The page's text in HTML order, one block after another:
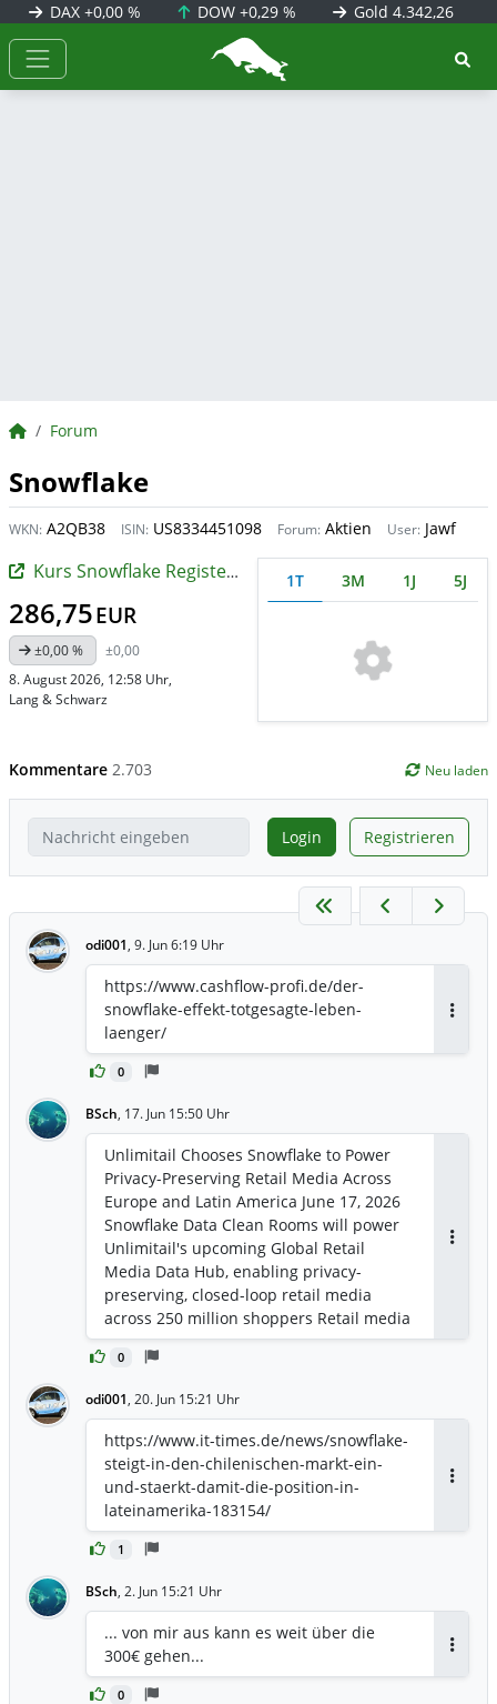
DAX +0,00 % DOW+0,29 % Gold 4.342,26
BörsenNEWS.de
BörsenNEWS.de
Forum
Snowflake
WKN: A2QB38 ISIN: US8334451098 Forum: Aktien User: Jawf
Kurs Snowflake Registered (A)
286,75EUR
±0,00 %
±0,00
8. August 2026, 12:58 Uhr,
Lang & Schwarz
1T 3M 1J 5J
Kommentare 2.703 Neu laden
Login Registrieren
odi001, 9. Jun 6:19 Uhr
0
https://www.cashflow-profi.de/der-
snowflake-effekt-totgesagte-leben-
laenger/
BSch, 17. Jun 15:50 Uhr
0
Unlimitail Chooses Snowflake to Power
Privacy-Preserving Retail Media Across
Europe and Latin America June 17, 2026
Snowflake Data Clean Rooms will power
Unlimitail's upcoming Global Retail
Media Data Hub, enabling privacy-
preserving, closed-loop retail media
across 250 million shoppers Retail media
at scale: Unlimitail's network spans 120
retail sites reaching 250 million
views per month, with more than 35
retail partners already active across
Europe and Latin America Proof via real
checkout data: Brands and retailers can
measure whether campaigns actually
drove purchases, not just clicks, because
Unlimitail's network has direct access to
on a privacy-preserving foundation:
Snowflake Data Clean Rooms enable data
collaboration across retailers, brands,
and agencies without customer data
leaving the retailer's environment ...
odi001, 20. Jun 15:21 Uhr
1
https://www.it-times.de/news/snowflake-
steigt-in-den-chilenischen-markt-ein-
und-staerkt-damit-die-position-in-
lateinamerika-183154/
BSch, 2. Jun 15:21 Uhr
0
... von mir aus kann es weit über die
300€ gehen...